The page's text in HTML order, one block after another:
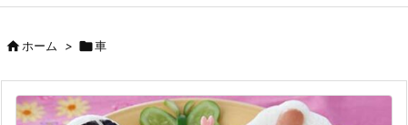
サイド

次へ
ホーム > 車